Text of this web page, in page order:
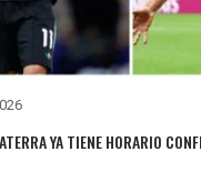
YA TIENE HORARIO